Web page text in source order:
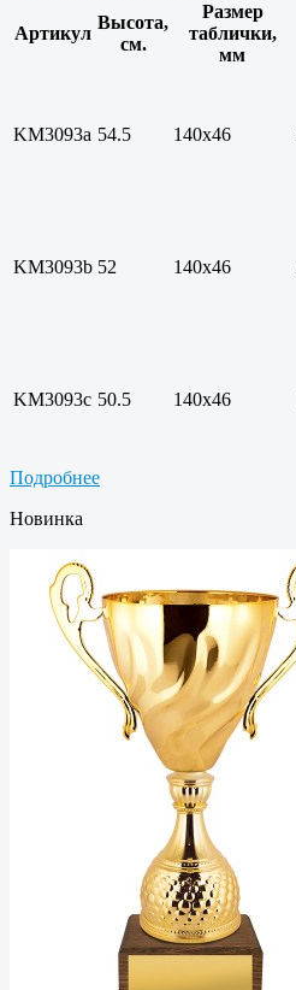
Артикул
Высота,
см.
Размер
таблички,
мм
KM3093a 54.5 140х46
KM3093b 52 140х46
KM3093c 50.5 140х46
Подробнее
Новинка